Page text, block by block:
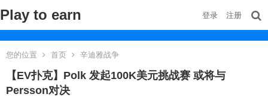
Play to earn 登录 注册
您的位置 首页 辛迪雅战争
【EV扑克】Polk 发起100K美元挑战赛 或将与
Persson对决